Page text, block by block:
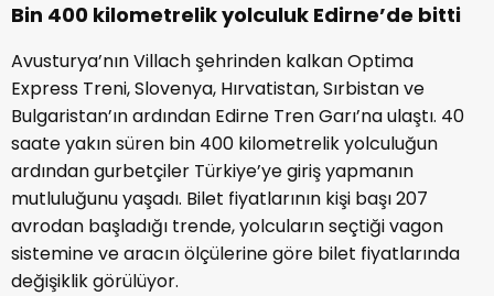
Bin 400 kilometrelik yolculuk Edirne’de bitti
Avusturya’nın Villach şehrinden kalkan Optima
Express Treni, Slovenya, Hırvatistan, Sırbistan ve
Bulgaristan’ın ardından Edirne Tren Garı’na ulaştı. 40
saate yakın süren bin 400 kilometrelik yolculuğun
ardından gurbetçiler Türkiye’ye giriş yapmanın
mutluluğunu yaşadı. Bilet fiyatlarının kişi başı 207
avrodan başladığı trende, yolcuların seçtiği vagon
sistemine ve aracın ölçülerine göre bilet fiyatlarında
değişiklik görülüyor.